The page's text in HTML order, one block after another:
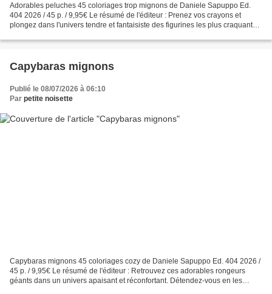
Adorables peluches 45 coloriages trop mignons de Daniele Sapuppo Ed.
404 2026 / 45 p. / 9,95€ Le résumé de l'éditeur : Prenez vos crayons et
plongez dans l'univers tendre et fantaisiste des figurines les plus craquantes
Capybaras mignons
Publié le 08/07/2026 à 06:10
Par petite noisette
Capybaras mignons 45 coloriages cozy de Daniele Sapuppo Ed. 404 2026 /
45 p. / 9,95€ Le résumé de l'éditeur : Retrouvez ces adorables rongeurs
géants dans un univers apaisant et réconfortant. Détendez-vous en les